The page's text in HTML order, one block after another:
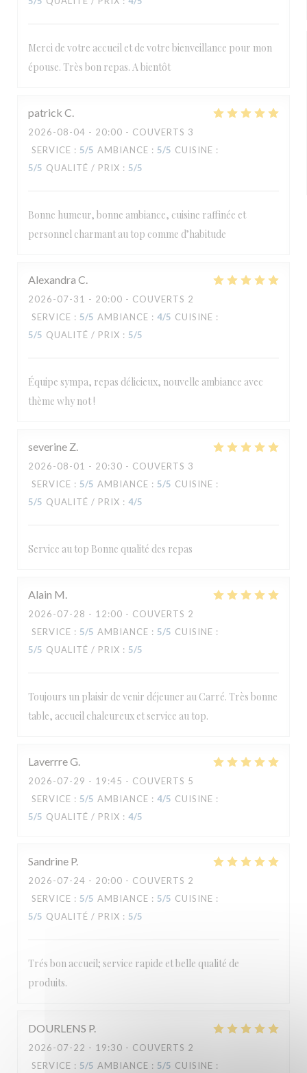
Merci de votre accueil et de votre bienveillance pour mon
épouse. Très bon repas. A bientôt
patrick C
2026-08-04 - 20:00 - COUVERTS 3
SERVICE : 5/5 AMBIANCE : 5/5 CUISINE :
5/5 QUALITÉ / PRIX : 5/5
Bonne humeur, bonne ambiance, cuisine raffinée et
personnel charmant au top comme d’habitude
Alexandra C
2026-07-31 - 20:00 - COUVERTS 2
SERVICE : 5/5 AMBIANCE : 4/5 CUISINE :
5/5 QUALITÉ / PRIX : 5/5
Équipe sympa, repas délicieux, nouvelle ambiance avec
thème why not !
severine Z
2026-08-01 - 20:30 - COUVERTS 3
SERVICE : 5/5 AMBIANCE : 5/5 CUISINE :
5/5 QUALITÉ / PRIX : 4/5
Service au top Bonne qualité des repas
Alain M
2026-07-28 - 12:00 - COUVERTS 2
SERVICE : 5/5 AMBIANCE : 5/5 CUISINE :
5/5 QUALITÉ / PRIX : 5/5
Toujours un plaisir de venir déjeuner au Carré. Très bonne
table, accueil chaleureux et service au top.
LaverrreG
2026-07-29 - 19:45 - COUVERTS 5
SERVICE : 5/5 AMBIANCE : 4/5 CUISINE :
5/5 QUALITÉ / PRIX : 4/5
Sandrine P
2026-07-24 - 20:00 - COUVERTS 2
SERVICE : 5/5 AMBIANCE : 5/5 CUISINE :
5/5 QUALITÉ / PRIX : 5/5
Trés bon accueil; service rapide et belle qualité de
produits.
DOURLENS P
2026-07-22 - 19:30 - COUVERTS 2
SERVICE : 5/5 AMBIANCE : 5/5 CUISINE :
Le Carré